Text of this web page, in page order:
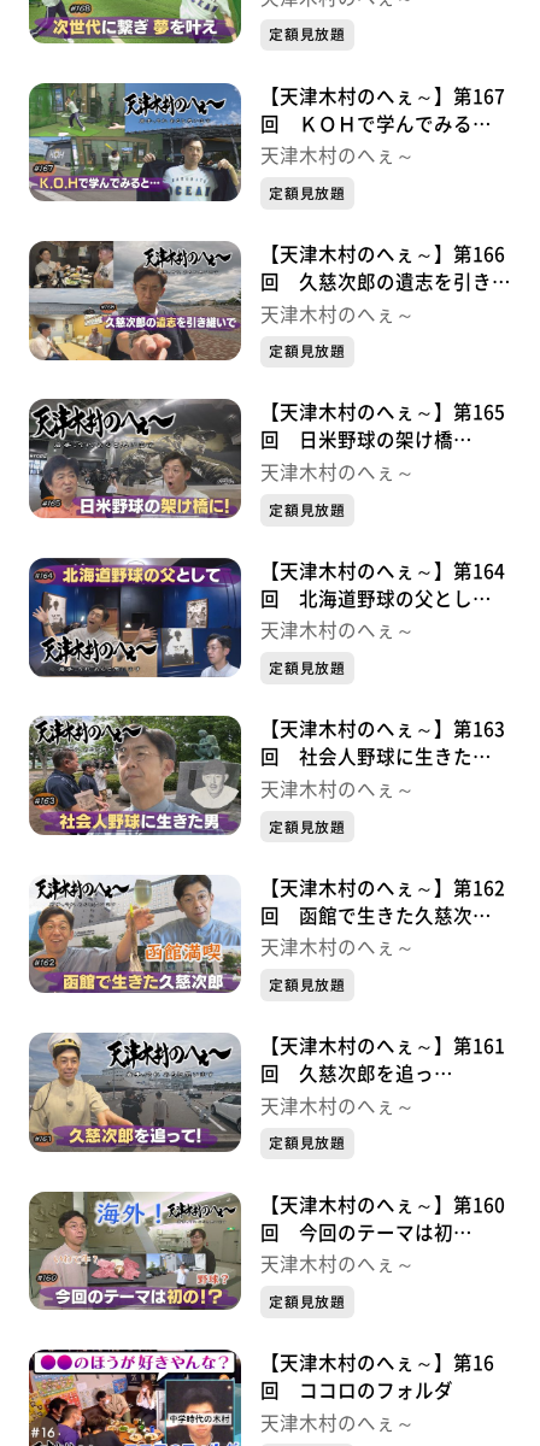
定額見放題
【天津木村のへぇ～】第167
回 ＫＯＨで学んでみる
と・・・久慈次郎シリーズ⑧
天津木村のへぇ～
定額見放題
【天津木村のへぇ～】第166
回 久慈次郎の遺志を引き継
いで！・・・・・久慈次郎シ
天津木村のへぇ～
定額見放題
【天津木村のへぇ～】第165
回 日米野球の架け橋
に！・・・・・久慈次郎シリ
天津木村のへぇ～
定額見放題
【天津木村のへぇ～】第164
回 北海道野球の父とし
て・・・・・久慈次郎シリー
天津木村のへぇ～
定額見放題
【天津木村のへぇ～】第163
回 社会人野球に生きた
男・・・・・久慈次郎シリー
天津木村のへぇ～
定額見放題
【天津木村のへぇ～】第162
回 函館で生きた久慈次
郎・・・・・久慈次郎シリー
天津木村のへぇ～
定額見放題
【天津木村のへぇ～】第161
回 久慈次郎を追っ
て・・・・・久慈次郎シリー
天津木村のへぇ～
定額見放題
【天津木村のへぇ～】第160
回 今回のテーマは初
の！？・・・・・久慈次郎シ
天津木村のへぇ～
定額見放題
【天津木村のへぇ～】第16
回 ココロのフォルダ
天津木村のへぇ～